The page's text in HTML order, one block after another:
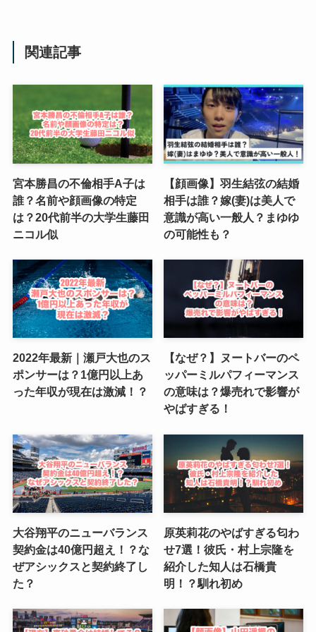
関連記事
宮本勝昌の不倫相手A子は
誰？名前や顔画像の特定
は？20代前半の大学生藤田
ニコル似
【顔画像】羽生結弦の結婚
相手は誰？嫁(妻)は美人で
意識が高い一般人？まゆゆ
の可能性も？
2022年最新｜瀬戸大也のス
ポンサーは？1億円以上あ
った年収が現在は激減！？
【なぜ？】ヌートバーのペ
ッパーミルパフィーマンス
の意味は？爆売れで影響が
やばすぎる！
大谷翔平のニューバランス
契約金は40億円超え！？な
ぜアシックスと契約終了し
た？
原英莉花のやばすぎる匂わ
せ7選！彼氏・村上宗隆を
紹介した知人は石橋貴
明！？馴れ初め